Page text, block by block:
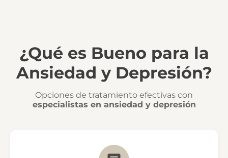
¿Qué es Bueno para la
Ansiedad y Depresión?
Opciones de tratamiento efectivas con
especialistas en ansiedad y depresión